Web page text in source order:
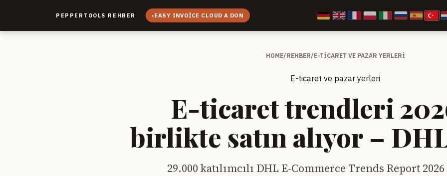
PEPPERTOOLS REHBER ‹EASY INVOICE CLOUD A DON
HOME/REHBER/E-TICARET VE PAZAR YERLERI
E-ticaret ve pazar yerleri
E-ticaret trendleri
birlikte satın alıyor –
29.000 katılımcılı DHL E-Commerce Trends Report